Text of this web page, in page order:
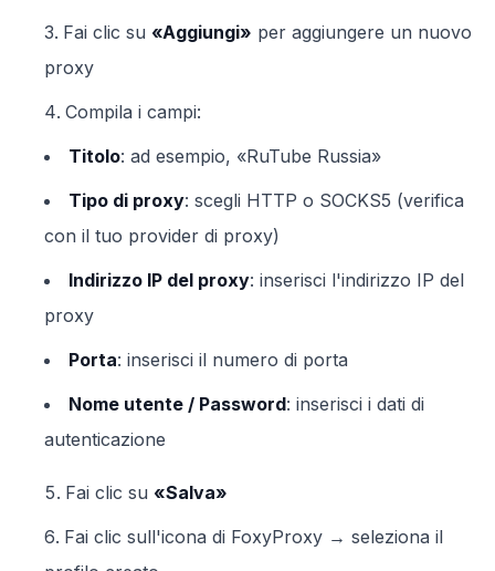
Fai clic su «Aggiungi» per aggiungere un nuovo
proxy
Compila i campi:
Titolo: ad esempio, «RuTube Russia»
Tipo di proxy: scegli HTTP o SOCKS5 (verifica
con il tuo provider di proxy)
Indirizzo IP del proxy: inserisci l'indirizzo IP del
proxy
Porta: inserisci il numero di porta
Nome utente / Password: inserisci i dati di
autenticazione
Fai clic su «Salva»
Fai clic sull'icona di FoxyProxy → seleziona il